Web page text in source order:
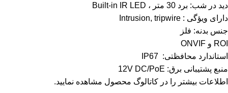
دید در شب: برد 30 متر ، Built-in IR LED
دارای ویؤگی : Intrusion, tripwire
جنس بدنه: فلز
ROI و ONVIF
استاندارد محافظتی: IP67
منبع پشتیبانی برق: 12V DC/PoE
اطلاعات بیشتر را در کاتالوگ محصول مشاهده نمایید.